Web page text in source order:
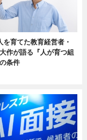
を育てた教育経営者・
作が語る『人が育つ組
条件